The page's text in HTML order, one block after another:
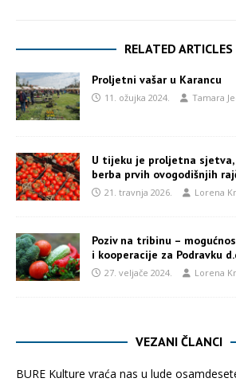
RELATED ARTICLES
Proljetni vašar u Karancu
11. ožujka 2024. Tamara
U tijeku je proljetna sjetva,
berba prvih ovogodišnjih
21. travnja 2026. Lorena
Poziv na tribinu –
i kooperacije za Podravku
27. veljače 2024. Lorena
VEZANI ČLANCI
BURE Kulture vraća nas u lude